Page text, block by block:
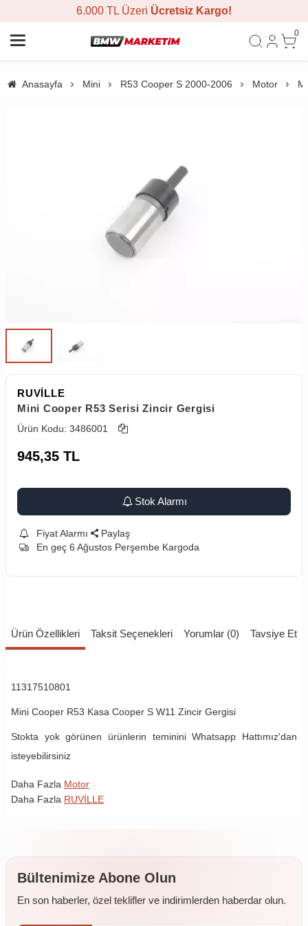
6.000 TL Üzeri Ücretsiz Kargo!
0
Anasayfa Mini R53 Cooper S 2000-2006 Motor
RUVİLLE
Mini Cooper R53 Serisi Zincir Gergisi
Ürün Kodu: 3486001
945,35 TL
Stok Alarmı
Fiyat Alarmı
Paylaş
En geç 6 Ağustos Perşembe Kargoda
Ürün Özellikleri Taksit Seçenekleri Yorumlar (0) Tavsiye Et
11317510801
Mini Cooper R53 Kasa Cooper S W11 Zincir Gergisi
Stokta yok görünen ürünlerin teminini Whatsapp Hattımız'dan
isteyebilirsiniz
Daha Fazla Motor
Daha Fazla RUVİLLE
Bültenimize Abone Olun
En son haberler, özel teklifler ve indirimlerden haberdar olun.